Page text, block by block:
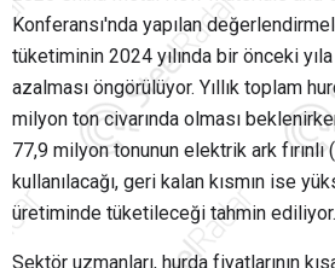
Konferansı'nda yapılan
tüketiminin 2024 yılında bir önceki
azalması öngörülüyor. Yıllık toplam
milyon ton civarında olması
77,9 milyon tonunun elektrik ark
kullanılacağı, geri kalan kısmın ise
üretiminde tüketileceği tahmin ediliyor.
Sektör uzmanları, hurda fiyatlarının